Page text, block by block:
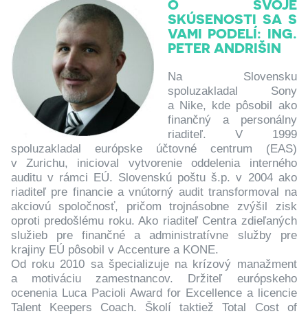
O SVOJE
SKÚSENOSTI SA S
VAMI PODELÍ: ING.
PETER ANDRIŠIN
Na Slovensku
spoluzakladal Sony
a Nike, kde pôsobil ako
finančný a personálny
riaditeľ. V 1999
spoluzakladal európske účtovné centrum (EAS)
v Zurichu, inicioval vytvorenie oddelenia interného
auditu v rámci EÚ. Slovenskú poštu š.p. v 2004 ako
riaditeľ pre financie a vnútorný audit transformoval na
akciovú spoločnosť, pričom trojnásobne zvýšil zisk
oproti predošlému roku. Ako riaditeľ Centra zdieľaných
služieb pre finančné a administratívne služby pre
krajiny EÚ pôsobil v Accenture a KONE.
Od roku 2010 sa špecializuje na krízový manažment
a motiváciu zamestnancov. Držiteľ európskeho
ocenenia Luca Pacioli Award for Excellence a licencie
Talent Keepers Coach. Školí taktiež Total Cost of